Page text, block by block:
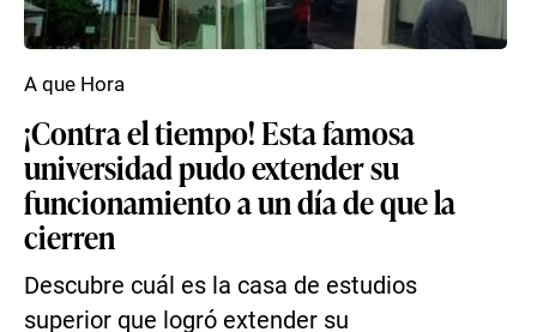
¡Contra el tiempo! Esta famosa
universidad pudo extender su
funcionamiento a un día de que la
cierren
Descubre cuál es la casa de estudios
superior que logró extender su
A que Hora